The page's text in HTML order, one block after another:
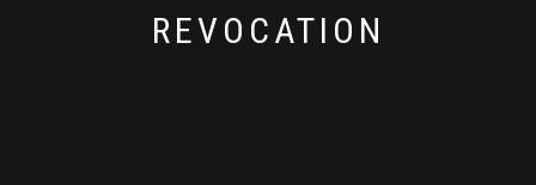
REVOCATION